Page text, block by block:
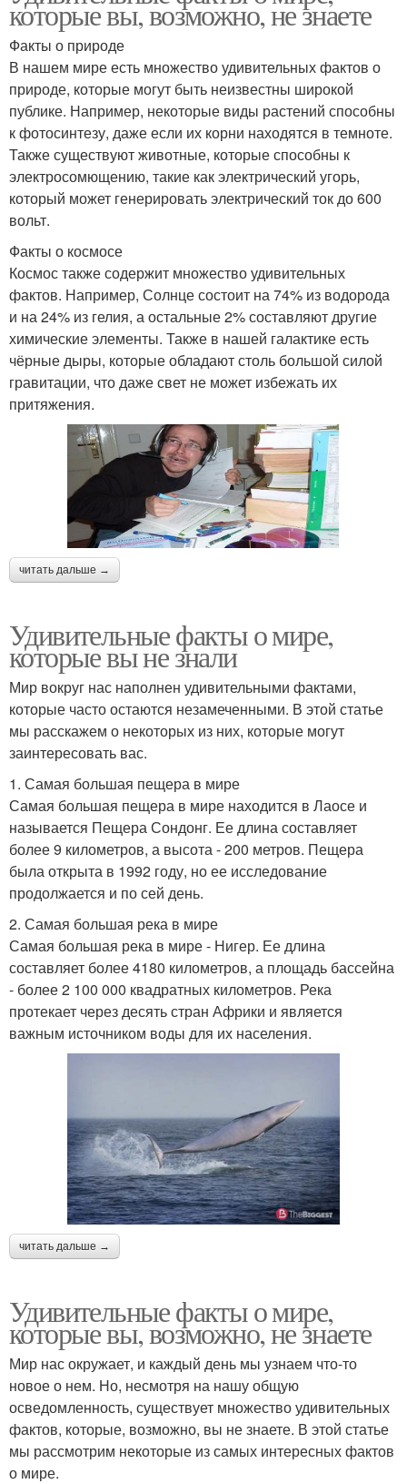
которые вы, возможно, не знаете
Факты о природе
В нашем мире есть множество удивительных фактов о
природе, которые могут быть неизвестны широкой
публике. Например, некоторые виды растений способны
к фотосинтезу, даже если их корни находятся в темноте.
Также существуют животные, которые способны к
электросомющению, такие как электрический угорь,
который может генерировать электрический ток до 600
вольт.
Факты о космосе
Космос также содержит множество удивительных
фактов. Например, Солнце состоит на 74% из водорода
и на 24% из гелия, а остальные 2% составляют другие
химические элементы. Также в нашей галактике есть
чёрные дыры, которые обладают столь большой силой
гравитации, что даже свет не может избежать их
притяжения.
читать дальше →
Удивительные факты о мире,
которые вы не знали
Мир вокруг нас наполнен удивительными фактами,
которые часто остаются незамеченными. В этой статье
мы расскажем о некоторых из них, которые могут
заинтересовать вас.
1. Самая большая пещера в мире
Самая большая пещера в мире находится в Лаосе и
называется Пещера Сондонг. Ее длина составляет
более 9 километров, а высота - 200 метров. Пещера
была открыта в 1992 году, но ее исследование
продолжается и по сей день.
2. Самая большая река в мире
Самая большая река в мире - Нигер. Ее длина
составляет более 4180 километров, а площадь бассейна
- более 2 100 000 квадратных километров. Река
протекает через десять стран Африки и является
важным источником воды для их населения.
читать дальше →
Удивительные факты о мире,
которые вы, возможно, не знаете
Мир нас окружает, и каждый день мы узнаем что-то
новое о нем. Но, несмотря на нашу общую
осведомленность, существует множество удивительных
фактов, которые, возможно, вы не знаете. В этой статье
мы рассмотрим некоторые из самых интересных фактов
о мире.